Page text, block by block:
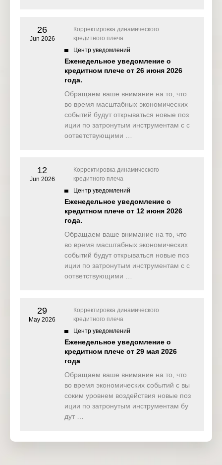
26
Jun 2026
Корректировка динамического
кредитного плеча
Центр уведомлений
Еженедельное уведомление о
кредитном плече от 26 июня 2026
года.
Обращаем ваше внимание на то, что
во время масштабных экономических
событий будут открываться новые поз
иции по затронутым инструментам с с
оответствующими …
12
Jun 2026
Корректировка динамического
кредитного плеча
Центр уведомлений
Еженедельное уведомление о
кредитном плече от 12 июня 2026
года.
Обращаем ваше внимание на то, что
во время масштабных экономических
событий будут открываться новые поз
иции по затронутым инструментам с с
оответствующими …
29
May 2026
Корректировка динамического
кредитного плеча
Центр уведомлений
Еженедельное уведомление о
кредитном плече от 29 мая 2026
года
Обращаем ваше внимание на то, что
во время экономических событий с вы
соким уровнем воздействия новые поз
иции по затронутым инструментам бу
дут …